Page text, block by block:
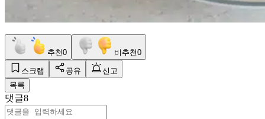
추천0 비추천0
스크랩 공유
신고
목록
댓글8